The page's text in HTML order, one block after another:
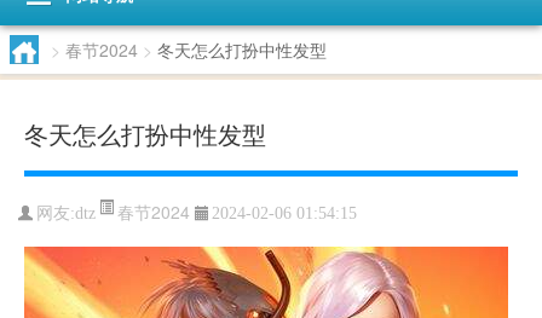
> 春节2024 > 冬天怎么打扮中性发型
冬天怎么打扮中性发型
网友:dtz 春节2024 2024-02-06 01:54:15